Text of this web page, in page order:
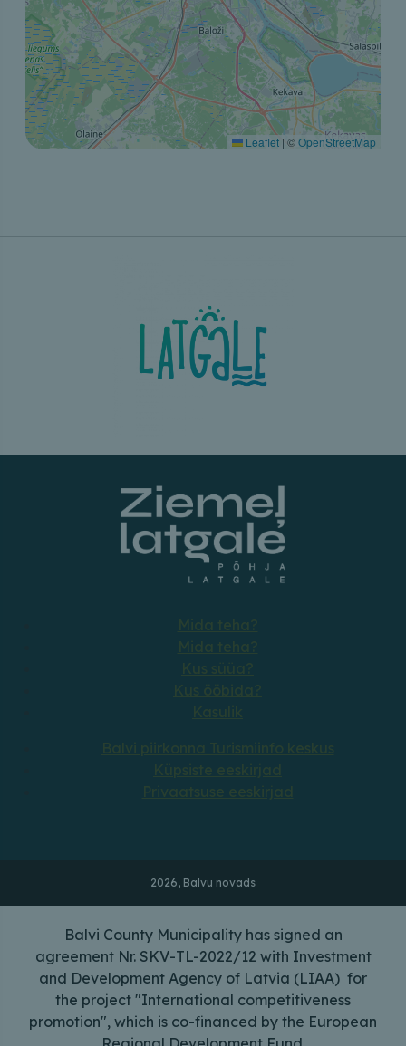
Leaflet | ©OpenStreetMap
Mida teha?
Mida teha?
Kus ööbida?
Kasulik
Balvi piirkonna Turismiinfo keskus
Küpsiste eeskirjad
Privaatsuse eeskirjad
2026, Balvu novads
Balvi County Municipality has signed an
agreement Nr. SKV-TL-2022/12 with Investment
and Development Agency of Latvia (LIAA) for
the project "International competitiveness
promotion", which is co-financed by the European